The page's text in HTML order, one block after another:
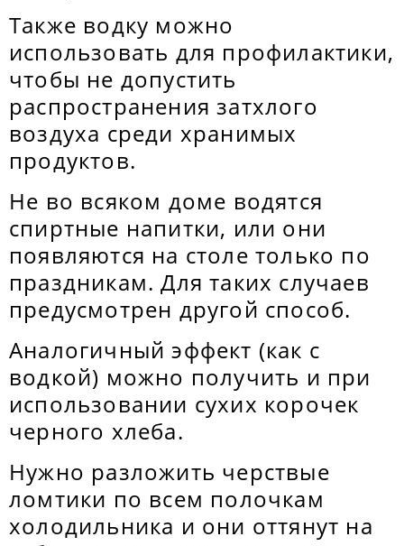
Также водку можно
использовать для профилактики,
чтобы не допустить
распространения затхлого
воздуха среди хранимых
продуктов.
Не во всяком доме водятся
спиртные напитки, или они
появляются на столе только по
праздникам. Для таких случаев
предусмотрен другой способ.
Аналогичный эффект (как с
водкой) можно получить и при
использовании сухих корочек
черного хлеба.
Нужно разложить черствые
ломтики по всем полочкам
холодильника и они оттянут на